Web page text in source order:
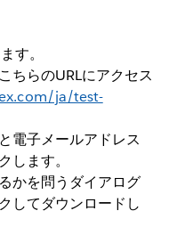
す。
ちらのURLにアクセス
ja/test-
電子メールアドレス
します。
かを問うダイアログ
してダウンロードし